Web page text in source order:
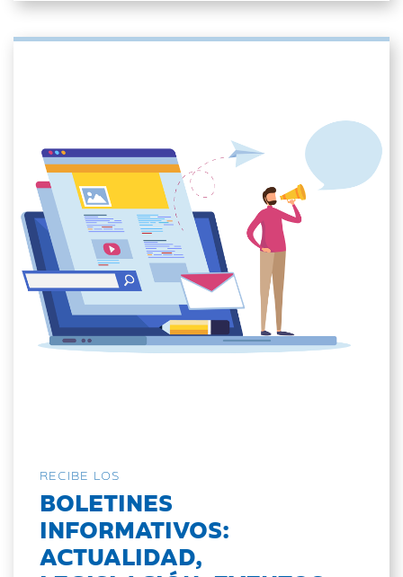
RECIBE LOS
BOLETINES
INFORMATIVOS:
ACTUALIDAD,